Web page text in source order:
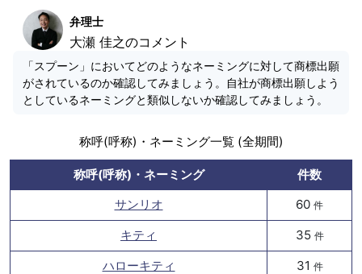
弁理士
大瀬 佳之のコメント
「スプーン」においてどのようなネーミングに対して商標出願
がされているのか確認してみましょう。自社が商標出願しよう
としているネーミングと類似しないか確認してみましょう。
称呼(呼称)・ネーミング一覧 (全期間)
称呼(呼称)・ネーミング
件数
サンリオ
60 件
キティ 35 件
ハローキティ 31 件